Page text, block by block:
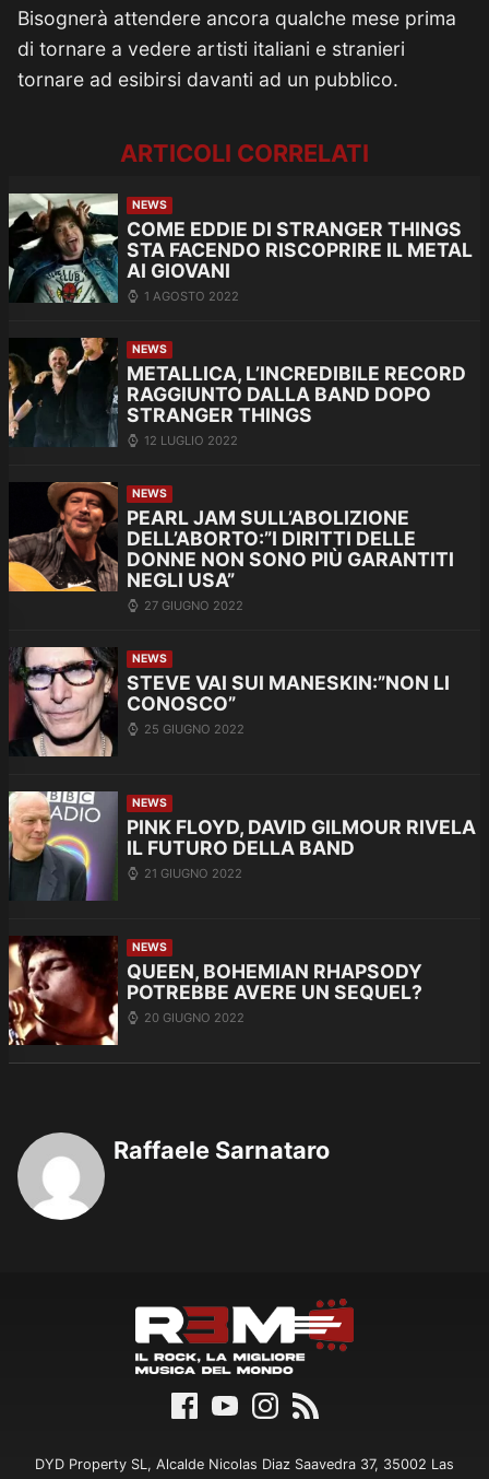
Bisognerà attendere ancora qualche mese prima
di tornare a vedere artisti italiani e stranieri
tornare ad esibirsi davanti ad un pubblico.
ARTICOLI CORRELATI
NEWS
COME EDDIE DI STRANGER THINGS
STA FACENDO RISCOPRIRE IL METAL
AI GIOVANI
1 AGOSTO 2022
NEWS
METALLICA, L’INCREDIBILE RECORD
RAGGIUNTO DALLA BAND DOPO
STRANGER THINGS
12 LUGLIO 2022
NEWS
PEARL JAM SULL’ABOLIZIONE
DELL’ABORTO:”I DIRITTI DELLE
DONNE NON SONO PIÙ GARANTITI
NEGLI USA”
27 GIUGNO 2022
NEWS
STEVE VAI SUI MANESKIN:”NON LI
CONOSCO”
25 GIUGNO 2022
NEWS
PINK FLOYD, DAVID GILMOUR RIVELA
IL FUTURO DELLA BAND
21 GIUGNO 2022
NEWS
QUEEN, BOHEMIAN RHAPSODY
POTREBBE AVERE UN SEQUEL?
20 GIUGNO 2022
Raffaele Sarnataro
DYD Property SL, Alcalde Nicolas Diaz Saavedra 37, 35002 Las